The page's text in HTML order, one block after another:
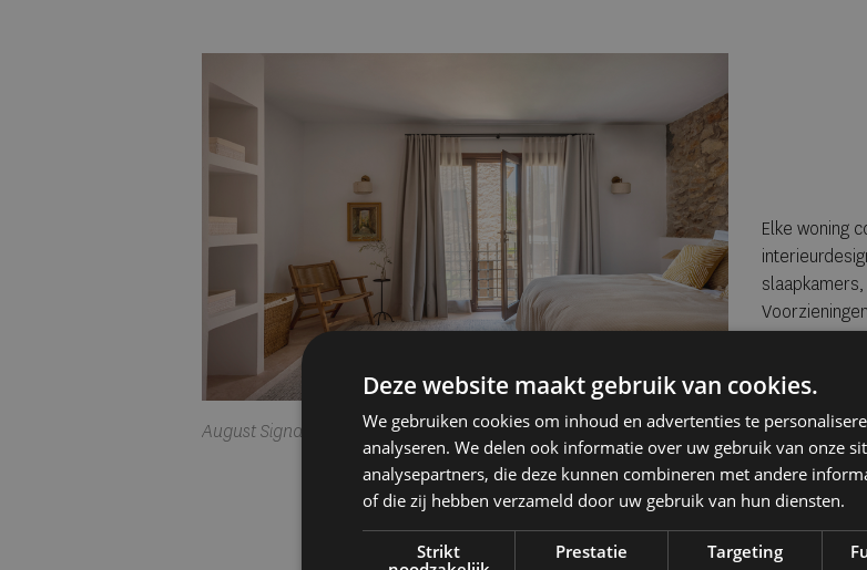
August Signatur Collection Mallorca
Elke woning
maken het
Dankzij het
van één
huizen. Per
€480.000
beschikt
Deze website maakt gebruik van cookies.
We gebruiken cookies om inhoud en advertenties te
analyseren. We delen ook informatie over uw gebruik van onze
analysepartners, die deze kunnen combineren met andere
of die zij hebben verzameld door uw gebruik van hun diensten.
Strikt
Prestatie Targeting